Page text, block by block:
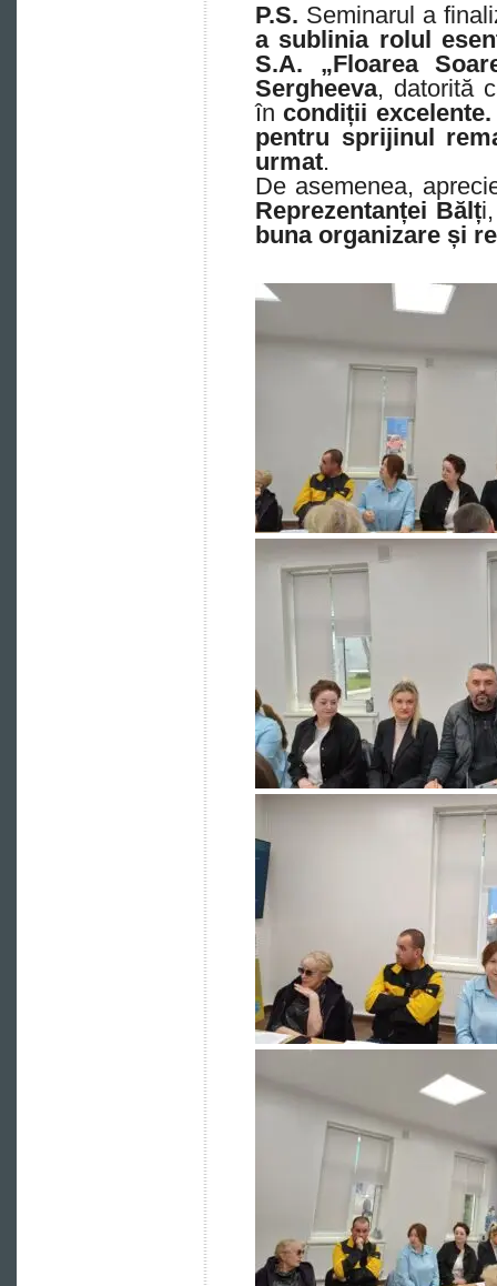
P.S. Seminarul a
a sublinia rolul
S.A. „Floarea
Sergheeva, datorită
încondiții excelente.
pentru sprijinul
urmat.
De asemenea,
Reprezentanței Bălț
buna organizare și